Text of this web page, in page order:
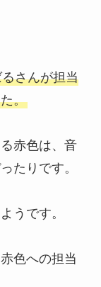
も調査！
に並べると？
ニア歴長い順や
さんが担当
。
赤色は、音
たりです。
うです。
色への担当